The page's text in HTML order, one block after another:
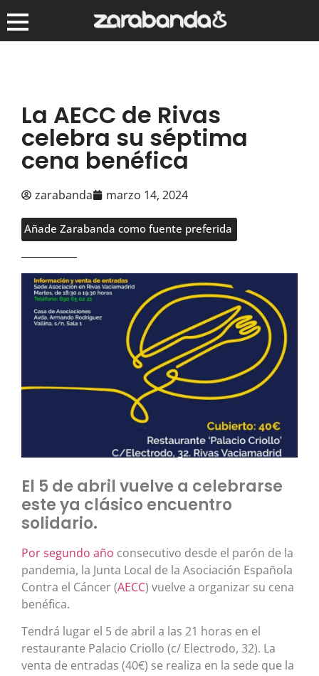
La AECC de Rivas
celebra su séptima
cena benéfica
zarabanda marzo 14, 2024
Añade Zarabanda como fuente preferida
El 5 de abril vuelve a celebrarse
este ya clásico encuentro
solidario.
Por segundo año consecutivo desde el parón de la
pandemia, la Junta Local de la Asociación Española
Contra el Cáncer (AECC) vuelve a organizar su cena
benéfica.
Tendrá lugar el 5 de abril a las 21 horas en el
restaurante Palacio Criollo (c/ Electrodo, 32). La
venta de entradas (40€) se realiza en la sede que la